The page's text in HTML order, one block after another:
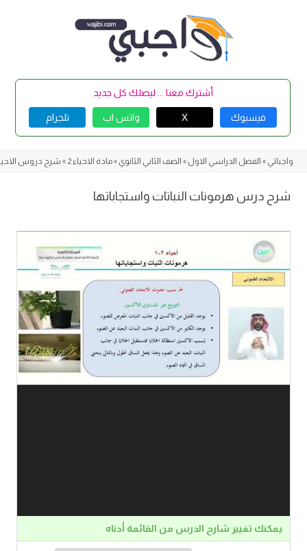
أشترك معنا ... ليصلك كل جديد
فيسبوك X واتس اب تلجرام
واجباتي » الفصل الدراسي الاول » الصف الثاني الثانوي »مادة الاحياء 2 » شرح دروس
شرح درس هرمونات النباتات واستجاباتها
يمكنك تغيير شارح الدرس من القائمة أدناه